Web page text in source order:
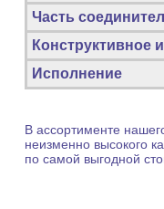
Часть
Конструктивное
Исполнение
В ассортименте
неизменно высокого
по самой выгодной